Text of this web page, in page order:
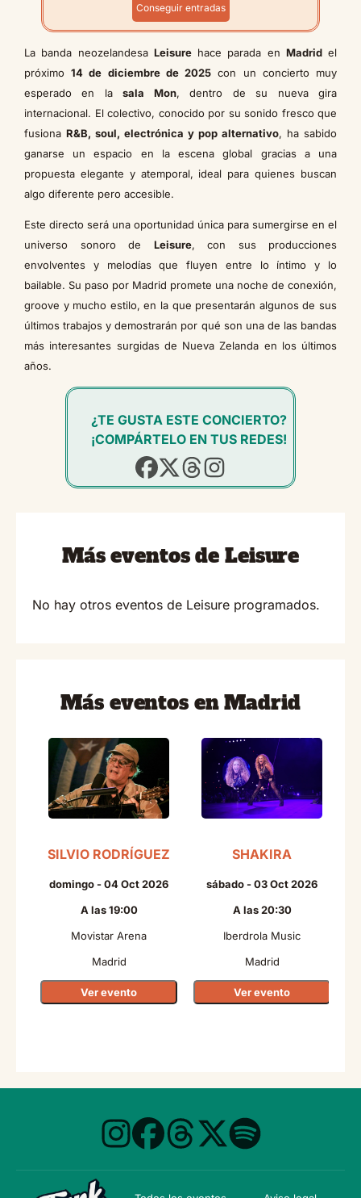
Conseguir entradas
La banda neozelandesa Leisurehace parada en Madridel
próximo14 de diciembre de 2025 con un concierto muy
esperado en lasala Mon, dentro de su nueva gira
internacional. El colectivo, conocido por su sonido fresco que
fusiona R&B, soul, electrónica y pop alternativo, ha sabido
ganarse un espacio en la escena global gracias a una
propuesta elegante y atemporal, ideal para quienes buscan
algo diferente pero accesible.
Este directo será una oportunidad única para sumergirse en el
universo sonoro de Leisure, con sus producciones
envolventes y melodías que fluyen entre lo íntimo y lo
bailable. Su paso por Madrid promete una noche de conexión,
groove y mucho estilo, en la que presentarán algunos de sus
últimos trabajos y demostrarán por qué son una de las bandas
más interesantes surgidas de Nueva Zelanda en los últimos
años.
¿TE GUSTA ESTE CONCIERTO?
¡COMPÁRTELO EN TUS REDES!
Más eventos de Leisure
No hay otros eventos de Leisure programados.
Más eventos en Madrid
SILVIO RODRÍGUEZ
domingo - 04 Oct 2026
A las 19:00
Movistar Arena
Madrid
Ver evento
SHAKIRA
sábado - 03 Oct 2026
A las 20:30
Iberdrola Music
Madrid
Ver evento